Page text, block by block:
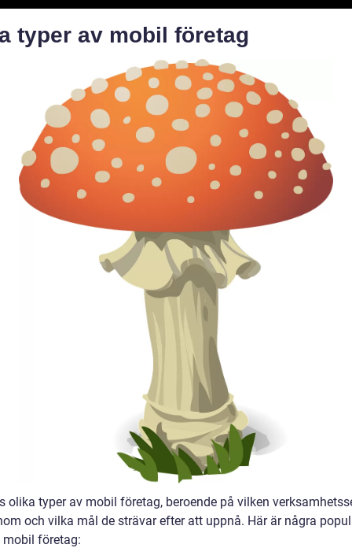
typer av mobil företag
olika typer av mobil företag, beroende på vilken
och vilka mål de strävar efter att uppnå. Här är några
mobil företag: